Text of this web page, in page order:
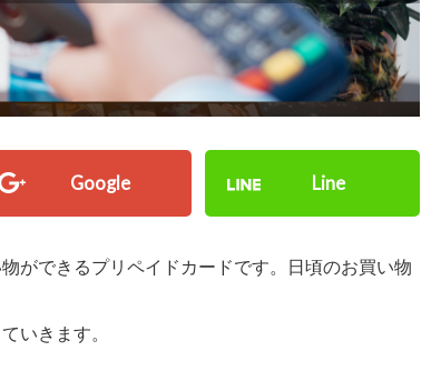
Google Line
ができるプリペイドカードです。日頃のお買い物
いきます。